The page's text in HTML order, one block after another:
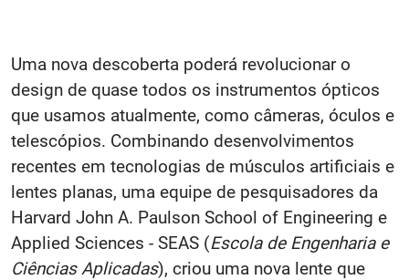
Uma nova descoberta poderá revolucionar o
design de quase todos os instrumentos ópticos
que usamos atualmente, como câmeras, óculos e
telescópios. Combinando desenvolvimentos
recentes em tecnologias de músculos artificiais e
lentes planas, uma equipe de pesquisadores da
Harvard John A. Paulson School of Engineering e
Applied Sciences - SEAS (Escola de Engenharia e
Ciências Aplicadas), criou uma nova lente que